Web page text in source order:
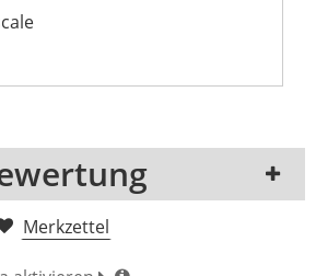
1 Rezension
Merkzettel